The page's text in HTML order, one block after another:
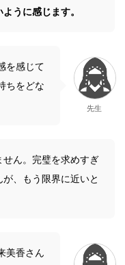
うに感じます。
を感じて
ちをどな
先生
ん。完璧を求めすぎ
、もう限界に近いと
美香さん